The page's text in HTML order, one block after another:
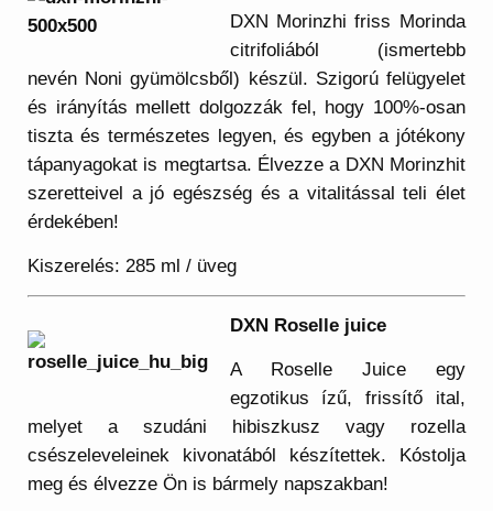
DXN Morinzhi friss Morinda
citrifoliából (ismertebb
nevén Noni gyümölcsből) készül. Szigorú felügyelet
és irányítás mellett dolgozzák fel, hogy 100%-osan
tiszta és természetes legyen, és egyben a jótékony
tápanyagokat is megtartsa. Élvezze a DXN Morinzhit
szeretteivel a jó egészség és a vitalitással teli élet
érdekében!
Kiszerelés: 285 ml / üveg
DXN Roselle juice
A Roselle Juice egy
egzotikus ízű, frissítő ital,
melyet a szudáni hibiszkusz vagy rozella
csészeleveleinek kivonatából készítettek. Kóstolja
meg és élvezze Ön is bármely napszakban!